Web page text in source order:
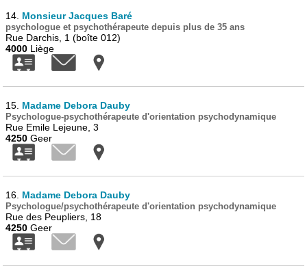
14. Monsieur Jacques Baré
psychologue et psychothérapeute depuis plus de 35 ans
Rue Darchis, 1 (boîte 012)
4000 Liège
15. Madame Debora Dauby
Psychologue-psychothérapeute d'orientation psychodynamique
Rue Emile Lejeune, 3
4250 Geer
16. Madame Debora Dauby
Psychologue/psychothérapeute d'orientation psychodynamique
Rue des Peupliers, 18
4250 Geer